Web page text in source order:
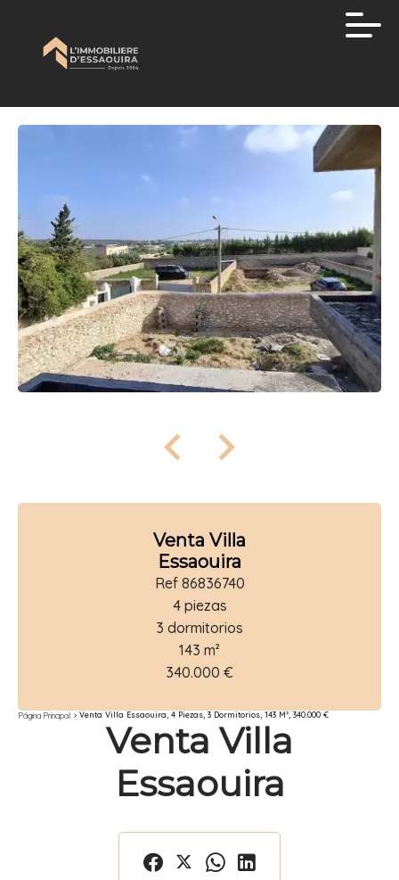
Venta Villa
Essaouira
Ref 86836740
4 piezas
3 dormitorios
143 m²
340.000 €
Página Principal Venta Villa Essaouira, 4 Piezas, 3 Dormitorios, 143 M², 340.000 €
Venta Villa
Essaouira